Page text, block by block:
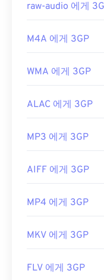
raw-audio 에게
M4A 에게 3GP
WMA 에게 3GP
ALAC 에게 3GP
MP3 에게 3GP
AIFF 에게 3GP
MP4 에게 3GP
MKV 에게 3GP
FLV 에게 3GP